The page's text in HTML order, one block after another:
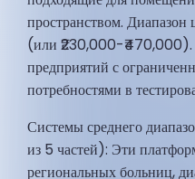
пространством.
(или ₹230,000-₹470,000).
предприятий с
потребностями в
Системы среднего
из 5 частей): Эти
региональных больниц,